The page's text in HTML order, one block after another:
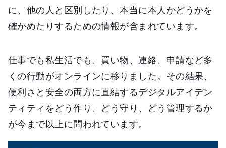
に、他の人と区別したり、本当に本人かどうかを
確かめたりするための情報が含まれています。
仕事でも私生活でも、買い物、連絡、申請など多
くの行動がオンラインに移りました。その結果、
便利さと安全の両方に直結するデジタルアイデン
ティティをどう作り、どう守り、どう管理するか
が今まで以上に問われています。